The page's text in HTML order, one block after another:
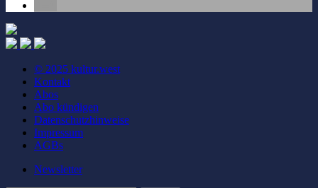
© 2025 kultur.west
Kontakt
Abos
Abo kündigen
Datenschutzhinweise
Impressum
AGBs
Newsletter